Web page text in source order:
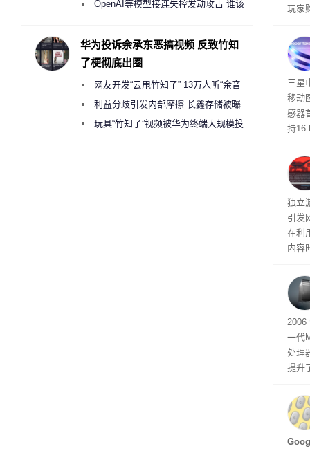
玩家
入
传
三星
移动
感器
持
文
独立
引发
在利
内容
有
2006
一代
处理
提升
型
ss
2000美元一晚 遭讽“反乌托邦”
OpenAI等模型接连失控发动攻击 谁该
华为投诉余承东恶搞视频 反致竹知
了梗彻底出圈
网友开发“云甩竹知了” 13万人听“余音
绕梁”利益分歧引发内部摩擦 长鑫存储被曝
曾将华为驻场工程师驱逐出研发基地
玩具“竹知了”视频被华为终端大规模投